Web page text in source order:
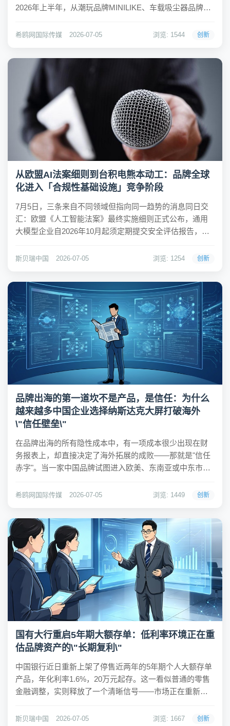
2026年上半年，从潮玩品牌MINILIKE、车载吸尘器品牌爱
越来越多的中国企业将纳斯达克大屏作为品牌国际化的关
希鸥网国际传媒 2026-07-05 浏览: 1544 创新
从欧盟AI法案细则到台积电熊本动工：品牌全球
化进入「合规性基础设施」竞争阶段
7月5日，三条来自不同领域但指向同一趋势的消息同日交
汇：欧盟《人工智能法案》最终实施细则正式公布，通用
大模型企业自2026年10月起须定期提交安全评估报告，违
厂正式动工，总投资超1.2万亿日元，主要生产3nm制程芯
斯贝瑞中国 2026-07-05 浏览: 1254 创新
品牌出海的第一道坎不是产品，是信任：为什么
越来越多中国企业选择纳斯达克大屏打破海外
\"信任壁垒\"
在品牌出海的所有隐性成本中，有一项成本很少出现在财
务报表上，却直接决定了海外拓展的成败——那就是"信任
赤字"。当一家中国品牌试图进入欧美、东南亚或中东市场
息不对称构筑的信任壁垒。海外经销商、终端消费者、本
希鸥网国际传媒 2026-07-05 浏览: 1449 创新
国有大行重启5年期大额存单：低利率环境正在重
估品牌资产的\"长期复利\"
中国银行近日重新上架了停售近两年的5年期个人大额存单
产品，年化利率1.6%，20万元起存。这一看似普通的零售
金融调整，实则释放了一个清晰信号——市场正在重新定
解这一变化对品牌战略的启示？ 中国银行此次重启5年期大
斯贝瑞中国 2026-07-05 浏览: 1667 创新